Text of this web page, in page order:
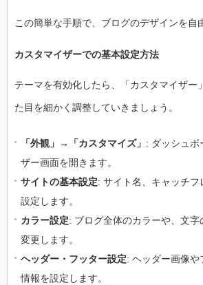
この簡単な手順で、ブログのデザインを自
カスタマイザーでの基本設定方法
テーマを有効化したら、「カスタマイザー
た目を細かく調整していきましょう。
「外観」→「カスタマイズ」 : ダッシュボ
ザー画面を開きます。
サイトの基本設定: サイト名、キャッチ
設定します。
カラー設定: ブログ全体のカラーや、文
変更します。
ヘッダー・フッター設定: ヘッダー画像や
情報を設定します。